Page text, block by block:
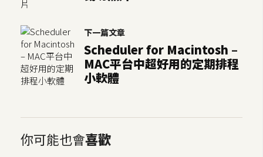
全
站
導
合
下一篇文章
Scheduler for Macintosh –
MAC平台中超好用的定期排程
小軟體
你可能也會喜歡